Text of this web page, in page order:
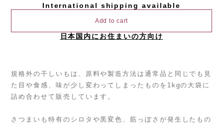
International shipping available
Add to cart
日本国内にお住まいの方向け
規格外の干しいもは、原料や製造方法は通常品と同じでも見
た目や食感、味が少し変わってしまったものを1kgの大袋に
詰め合わせて販売しています。
さつまいも特有のシロタや黒変色、筋っぽさが発生したもの